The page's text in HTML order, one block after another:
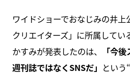
ワイドショーでおなじみの井
クリエイターズ」に所属してい
かすみが発表したのは、
「今
週刊誌ではなくSNSだ」 という